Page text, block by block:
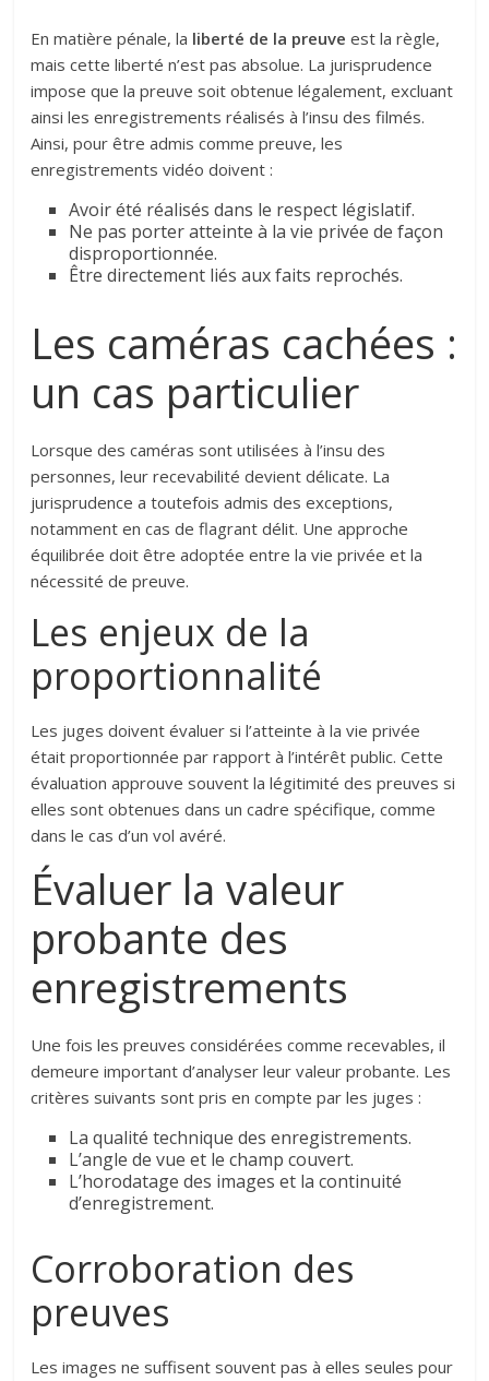
En matière pénale, la liberté de la preuve est la règle,
mais cette liberté n’est pas absolue. La jurisprudence
impose que la preuve soit obtenue légalement, excluant
ainsi les enregistrements réalisés à l’insu des filmés.
Ainsi, pour être admis comme preuve, les
enregistrements vidéo doivent :
Avoir été réalisés dans le respect législatif.
Ne pas porter atteinte à la vie privée de façon
disproportionnée.
Être directement liés aux faits reprochés.
Les caméras cachées :
un cas particulier
Lorsque des caméras sont utilisées à l’insu des
personnes, leur recevabilité devient délicate. La
jurisprudence a toutefois admis des exceptions,
notamment en cas de flagrant délit. Une approche
équilibrée doit être adoptée entre la vie privée et la
nécessité de preuve.
Les enjeux de la
proportionnalité
Les juges doivent évaluer si l’atteinte à la vie privée
était proportionnée par rapport à l’intérêt public. Cette
évaluation approuve souvent la légitimité des preuves si
elles sont obtenues dans un cadre spécifique, comme
dans le cas d’un vol avéré.
Évaluer la valeur
probante des
enregistrements
Une fois les preuves considérées comme recevables, il
demeure important d’analyser leur valeur probante. Les
critères suivants sont pris en compte par les juges :
La qualité technique des enregistrements.
L’angle de vue et le champ couvert.
L’horodatage des images et la continuité
d’enregistrement.
Corroboration des
preuves
Les images ne suffisent souvent pas à elles seules pour